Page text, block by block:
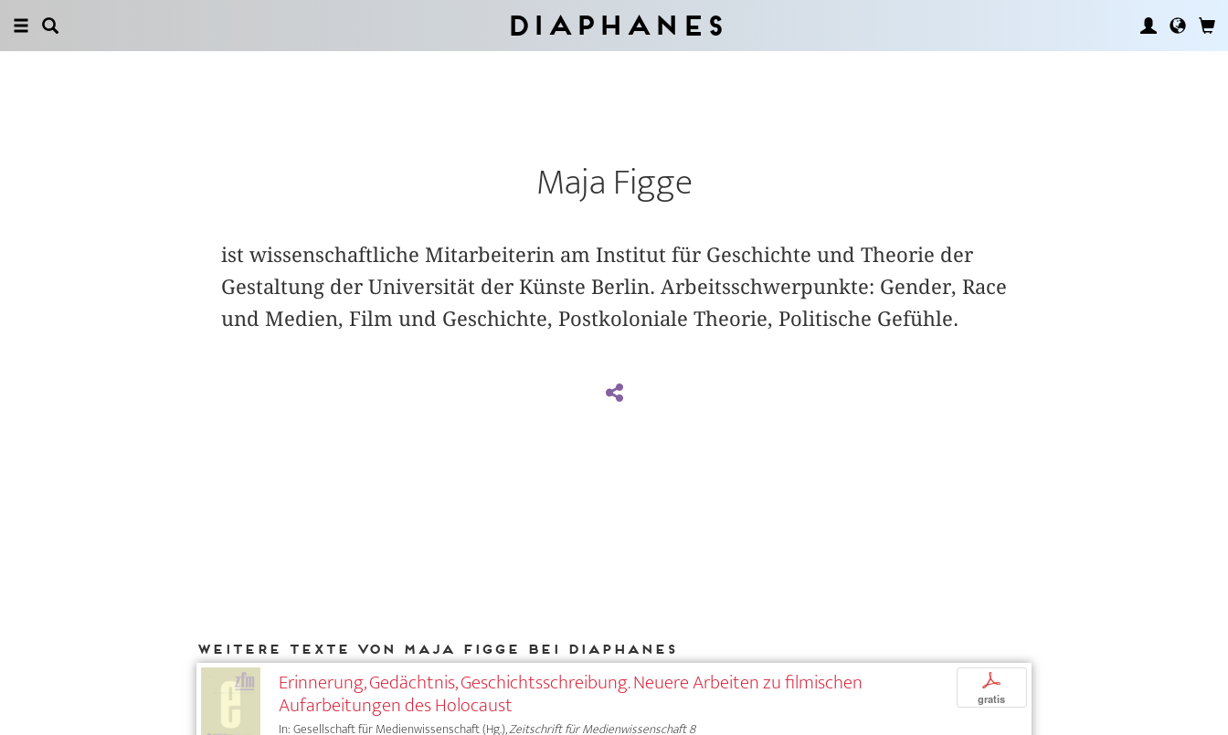
Diaphanes
Maja Figge
ist wissenschaftliche Mitarbeiterin am Institut für Geschichte und Theorie der
Gestaltung der Universität der Künste Berlin. Arbeitsschwerpunkte: Gender, Race
und Medien, Film und Geschichte, Postkoloniale Theorie, Politische Gefühle.
Weitere Texte von Maja Figge bei DIAPHANES
Erinnerung, Gedächtnis, Geschichtsschreibung. Neuere Arbeiten zu filmischen
Aufarbeitungen des Holocaust
In: Gesellschaft für Medienwissenschaft (Hg.),Zeitschrift für Medienwissenschaft 8
p
gratis